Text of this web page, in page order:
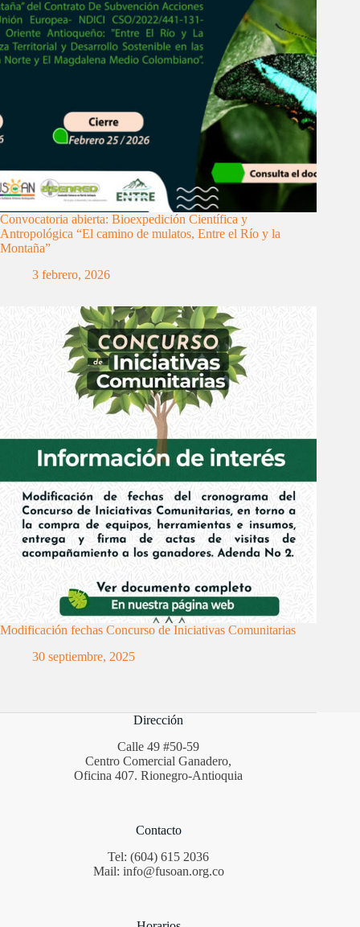
Convocatoria abierta: Bioexpedición Científica y
Antropológica “El camino de mulatos, Entre el Río y la
Montaña”
3 febrero, 2026
Modificación fechas Concurso de Iniciativas Comunitarias
30 septiembre, 2025
Dirección
Calle 49 #50-59
Centro Comercial Ganadero,
Oficina 407. Rionegro-Antioquia
Contacto
Tel: (604) 615 2036
Mail: info@fusoan.org.co